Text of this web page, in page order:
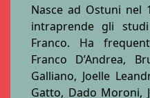
Nasce ad Ostuni nel
intraprende gli
Franco. Ha
Franco D’Andrea,
Galliano, Joelle
Gatto, Dado Moroni,